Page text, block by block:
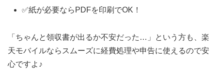
✅紙が必要ならPDFを印刷でOK！
「ちゃんと領収書が出るか不安だった…」という方も、楽
天モバイルならスムーズに経費処理や申告に使えるので安
心ですよ♪